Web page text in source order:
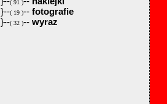
( 91 )
}--( 19 )-- fotografie
}--( 32 )-- wyraz